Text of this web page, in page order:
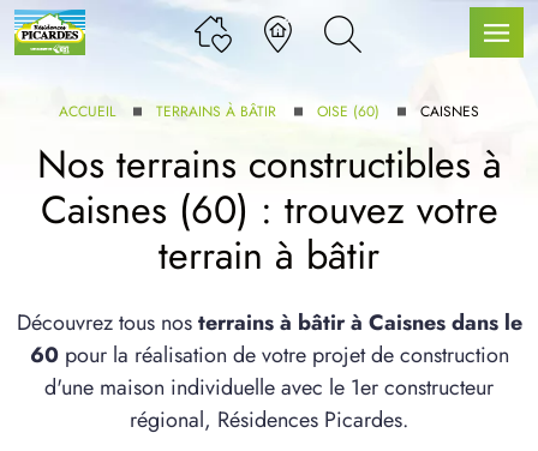
GAMME
SERVICE BDL EXTENSION
ACCUEIL TERRAINS À BÂTIR OISE (60) CAISNES
Nos terrains constructibles à
Caisnes (60) : trouvez votre
terrain à bâtir
Découvrez tous nosterrains à bâtir à Caisnes dans le
60pour la réalisation de votre projet de construction
d'une maison individuelle avec le 1er constructeur
régional, Résidences Picardes.